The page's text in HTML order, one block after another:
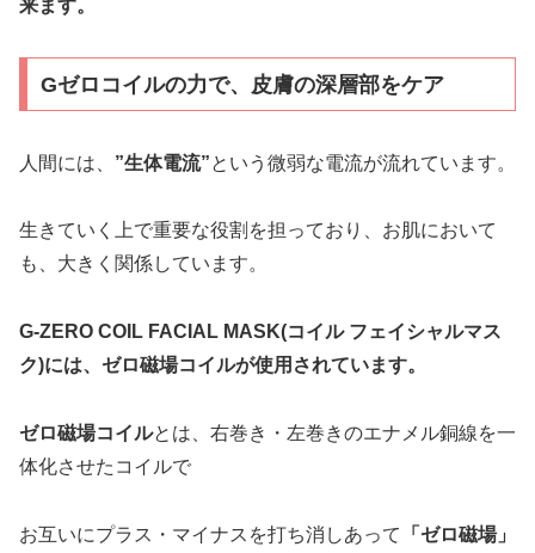
来ます。
Gゼロコイルの力で、皮膚の深層部をケア
人間には、 ”生体電流”という微弱な電流が流れています。
生きていく上で重要な役割を担っており、お肌において
も、大きく関係しています。
G-ZERO COIL FACIAL MASK(コイル フェイシャルマス
ク)には、 ゼロ磁場コイルが使用されています。
ゼロ磁場コイルとは、右巻き・左巻きのエナメル銅線を一
体化させたコイルで
お互いにプラス・マイナスを打ち消しあって
「ゼロ磁場」